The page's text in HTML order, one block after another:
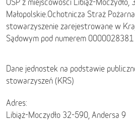
OSP z miejscowości Libiąż-Moczydło,
Małopolskie.Ochotnicza Straż
stowarzyszenie zarejestrowane w
Sądowym pod numerem 0000028381
Dane jednostek na podstawie
stowarzyszeń (KRS)
Adres:
Libiąż-Moczydło 32-590, Andersa 9